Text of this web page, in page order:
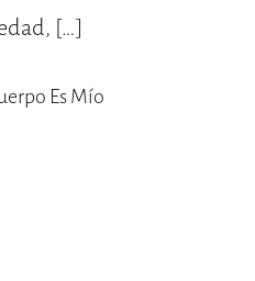
[…]
Es Mío